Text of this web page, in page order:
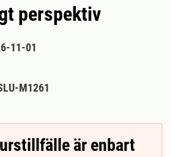
perspektiv
11-01
M1261
är enbart